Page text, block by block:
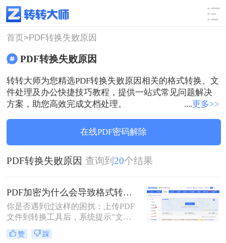
使用技巧 筛选
首页>PDF转换失败原因
PDF转换失败原因
转转大师为您精选PDF转换失败原因相关的格式转换、文
件处理及办公快捷技巧教程，提供一站式常见问题解决
方案，助您高效完成文档处理。
....更多>>
在线PDF密码解除
PDF转换失败原因 查询到 20个结果
PDF加密为什么会导致格式转换失败？3分钟看懂原因与解决方案！
你是否遇到过这样的困扰：上传PDF
文件到转换工具后，系统提示"文件
加密，无法转换"？90%的PDF格式转
换失败都源于加密问题！那么PDF加
赞 踩